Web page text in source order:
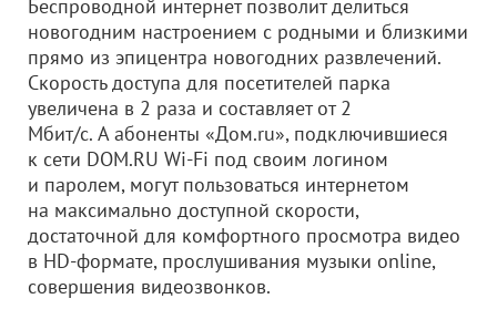
Беспроводной интернет позволит делиться
новогодним настроением с родными и близкими
прямо из эпицентра новогодних развлечений.
Скорость доступа для посетителей парка
увеличена в 2 раза и составляет от 2
Мбит/c. А абоненты «Дом.ru», подключившиеся
к сети DOM.RU Wi-Fi под своим логином
и паролем, могут пользоваться интернетом
на максимально доступной скорости,
достаточной для комфортного просмотра видео
в HD-формате, прослушивания музыки online,
совершения видеозвонков.